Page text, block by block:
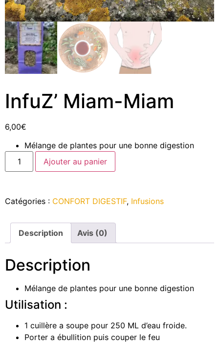
InfuZ’ Miam-Miam
6,00€
Mélange de plantes pour une bonne digestion
Ajouter au panier
Catégories : CONFORT DIGESTIF, Infusions
Description Avis (0)
Description
Mélange de plantes pour une bonne digestion
Utilisation :
1 cuillère a soupe pour 250 ML d’eau froide.
Porter a ébullition puis couper le feu